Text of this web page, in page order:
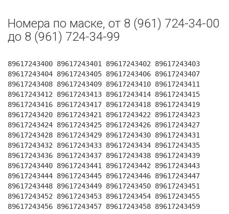
Номера по маске, от 8 (961) 724-34-00
до 8 (961) 724-34-99
89617243400 89617243401 89617243402 89617243403
89617243404 89617243405 89617243406 89617243407
89617243408 89617243409 89617243410 89617243411
89617243412 89617243413 89617243414 89617243415
89617243416 89617243417 89617243418 89617243419
89617243420 89617243421 89617243422 89617243423
89617243424 89617243425 89617243426 89617243427
89617243428 89617243429 89617243430 89617243431
89617243432 89617243433 89617243434 89617243435
89617243436 89617243437 89617243438 89617243439
89617243440 89617243441 89617243442 89617243443
89617243444 89617243445 89617243446 89617243447
89617243448 89617243449 89617243450 89617243451
89617243452 89617243453 89617243454 89617243455
89617243456 89617243457 89617243458 89617243459